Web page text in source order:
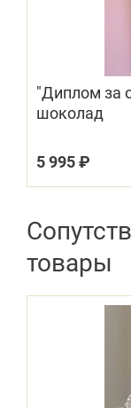
"Диплом за
шоколад
5 995 ₽
товары